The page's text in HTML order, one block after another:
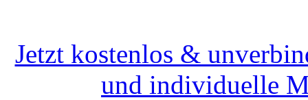
Jetzt kostenlos &
und individuelle